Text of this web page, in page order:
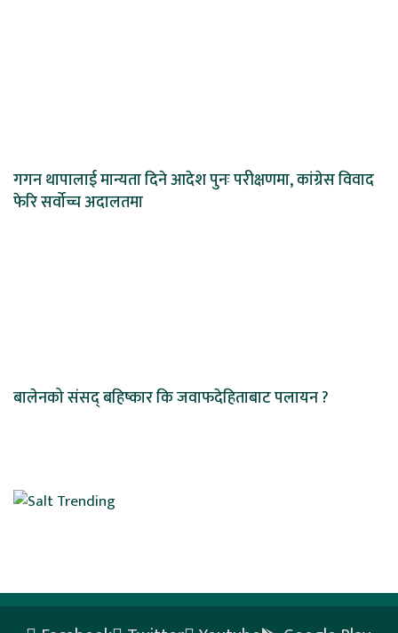
गगन थापालाई मान्यता दिने आदेश पुनः परीक्षणमा, कांग्रेस विवाद
फेरि सर्वोच्च अदालतमा
बालेनको संसद् बहिष्कार कि जवाफदेहिताबाट पलायन ?